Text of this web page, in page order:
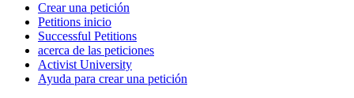
Crear una petición
Petitions inicio
Successful Petitions
acerca de las peticiones
Activist University
Ayuda para crear una petición